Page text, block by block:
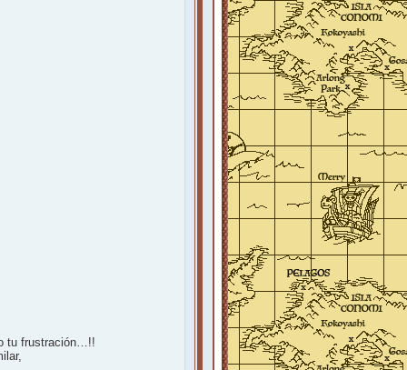
tu frustración…!!